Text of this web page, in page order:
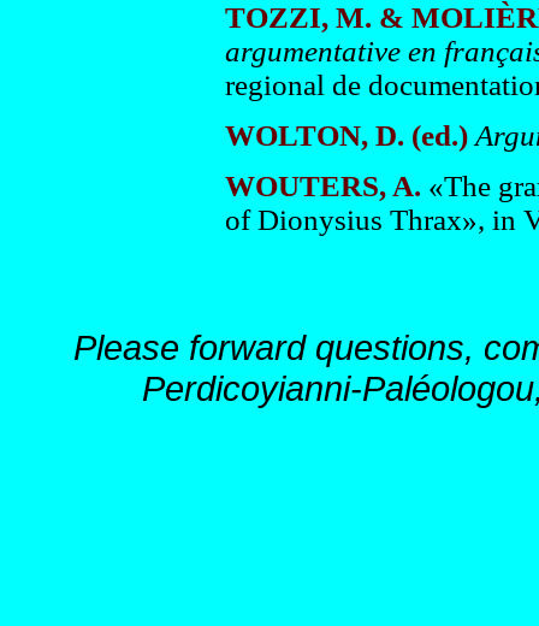
TOZZI, M. &
argumentative en
regional de
WOLTON, D. (ed.)
WOUTERS, A. «The
of Dionysius Thrax», in
Please forward questions,
Perdicoyianni-